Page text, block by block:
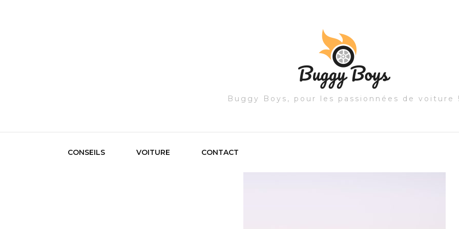
Buggy Boys, pour les passionnées de voiture
CONSEILS VOITURE CONTACT